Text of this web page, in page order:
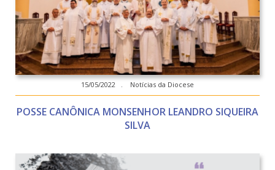
15/05/2022 . Notícias da Diocese
POSSE CANÔNICA MONSENHOR LEANDRO SIQUEIRA
SILVA